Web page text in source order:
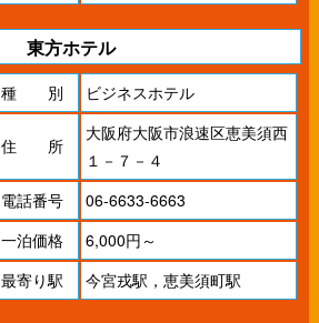
東方ホテル
種 別 ビジネスホテル
住 所
大阪府大阪市浪速区恵美須西
１－７－４
電話番号
06-6633-6663
一泊価格
6,000円～
最寄り駅
今宮戎駅，恵美須町駅